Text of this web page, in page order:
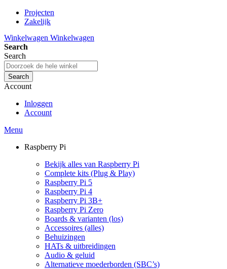
Projecten
Zakelijk
Toon prijzen Incl. BTW
Toon prijzen Excl. BTW
Winkelwagen Winkelwagen
Search
Search
Search
Account
Inloggen
Account
Menu
Raspberry Pi
Bekijk alles van Raspberry Pi
Complete kits (Plug & Play)
Raspberry Pi 5
Raspberry Pi 4
Raspberry Pi 3B+
Raspberry Pi Zero
Boards & varianten (los)
Accessoires (alles)
Behuizingen
HATs & uitbreidingen
Audio & geluid
Alternatieve moederborden (SBC’s)